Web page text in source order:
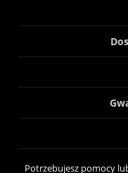
Potrzebujesz pomocy